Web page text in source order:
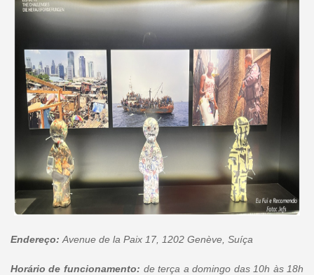
Endereço: Avenue de la Paix 17, 1202 Genève, Suíça
Horário de funcionamento: de terça a domingo das 10h às 18h